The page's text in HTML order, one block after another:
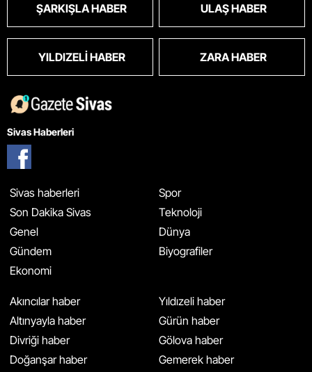
ŞARKIŞLA HABER ULAŞ HABER
YILDIZELI HABER ZARA HABER
Sivas Haberleri
Sivas haberleri
Son Dakika Sivas
Genel
Gündem
Ekonomi
Spor
Teknoloji
Dünya
Biyografiler
Akıncılar haber
Altınyayla haber
Divriği haber
Doğanşar haber
Yıldızeli haber
Gürün haber
Gölova haber
Gemerek haber